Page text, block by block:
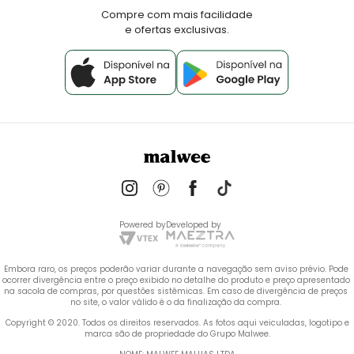
Compre com mais facilidade
e ofertas exclusivas.
Powered byDeveloped by
Embora raro, os preços poderão variar durante a navegação sem aviso prévio. Pode
ocorrer divergência entre o preço exibido no detalhe do produto e preço apresentado
na sacola de compras, por questões sistêmicas. Em caso de divergência de preços
no site, o valor válido é o da finalização da compra.
marca são de propriedade do Grupo Malwee.